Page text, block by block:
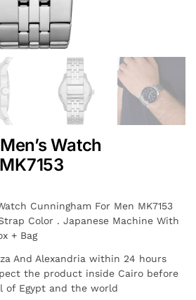
Watch
Cunningham For Men MK7153
Color . Japanese Machine With
+ Bag
And Alexandria within 24 hours
the product inside Cairo before
of Egypt and the world